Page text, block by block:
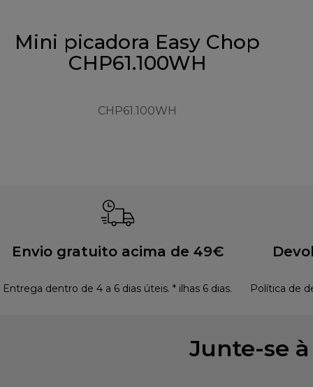
Mini picadora Easy Chop
CHP61.100WH
CHP61.100WH
Envio gratuito acima de 49€
Entrega dentro de 4 a 6 dias úteis. * ilhas 6 dias. Política de
Junte-se